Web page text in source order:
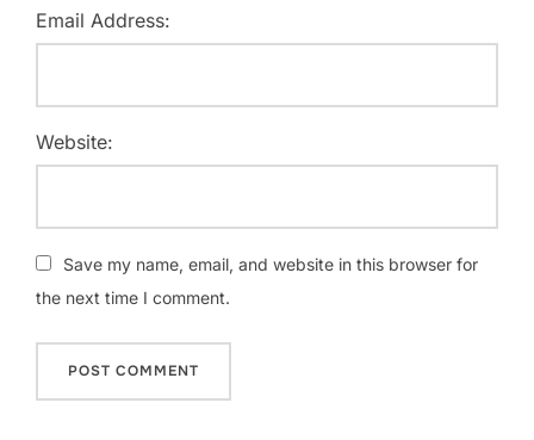
Email Address:
Website:
Save my name, email, and website in this browser for
the next time I comment.